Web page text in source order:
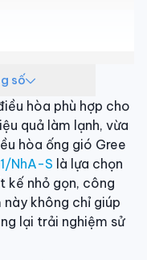
số
hòa phù hợp cho
quả làm lạnh, vừa
hòa ống gió Gree
NhA-S là lựa chọn
kế nhỏ gọn, công
không chỉ giúp
lại trải nghiệm sử